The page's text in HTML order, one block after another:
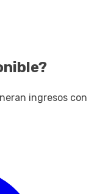
ingresos con